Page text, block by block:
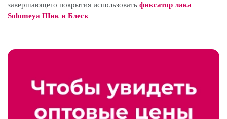
завершающего покрытия использовать фиксатор лака
Solomeya Шик и Блеск